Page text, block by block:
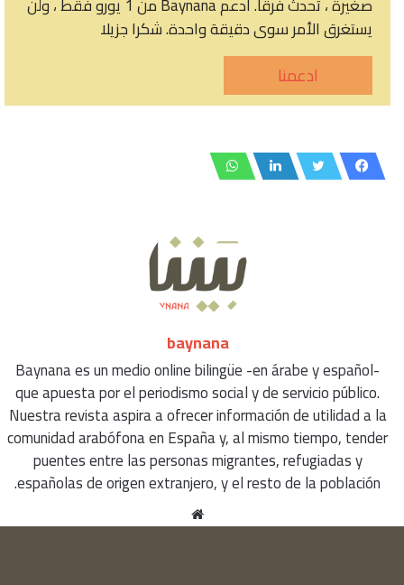
يستغرق الأمر سوى دقيقة واحدة. شكرا جزيلا
ادعمنا
baynana
Baynana es un medio online bilingüe -en árabe y español-
que apuesta por el periodismo social y de servicio público.
Nuestra revista aspira a ofrecer información de utilidad a la
comunidad arabófona en España y, al mismo tiempo, tender
puentes entre las personas migrantes, refugiadas y
españolas de origen extranjero, y el resto de la población.
الويب